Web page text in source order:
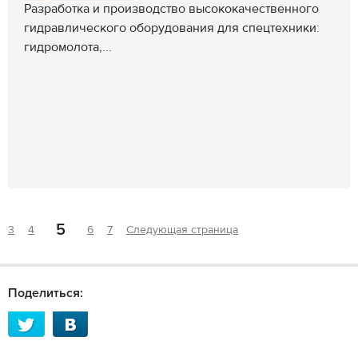
Разработка и производство высококачественного
гидравлического оборудования для спецтехники:
гидромолота,...
3 4 5 6 7 Следующая страница
Поделиться: